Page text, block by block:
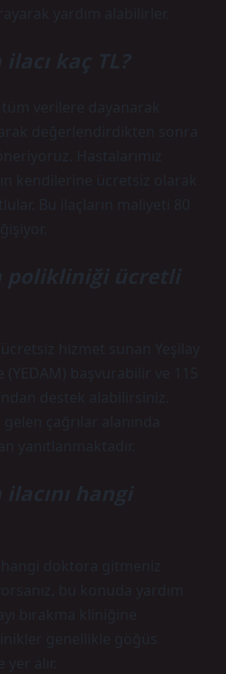
yardım alabilirler.
kaç TL?
verilere dayanarak
değerlendirdikten sonra
Hastalarımız
kendilerine ücretsiz olarak
Bu ilaçların maliyeti 80
polikliniği ücretli
hizmet sunan Yeşilay
(YEDAM) başvurabilir ve 115
destek alabilirsiniz.
çağrılar alanında
yanıtlanmaktadır.
hangi
hangi doktora gitmeniz
bu konuda yardım
bırakma kliniğine
genellikle göğüs
alır.